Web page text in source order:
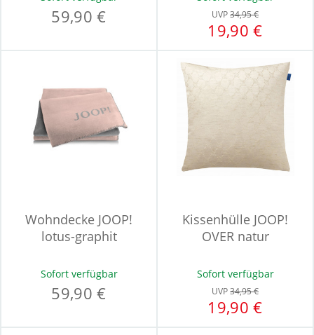
59,90 € UVP34,95 €
19,90 €
Wohndecke JOOP!
lotus-graphit
Sofort verfügbar
59,90 €
Kissenhülle JOOP!
OVER natur
Sofort verfügbar
UVP34,95 €
19,90 €